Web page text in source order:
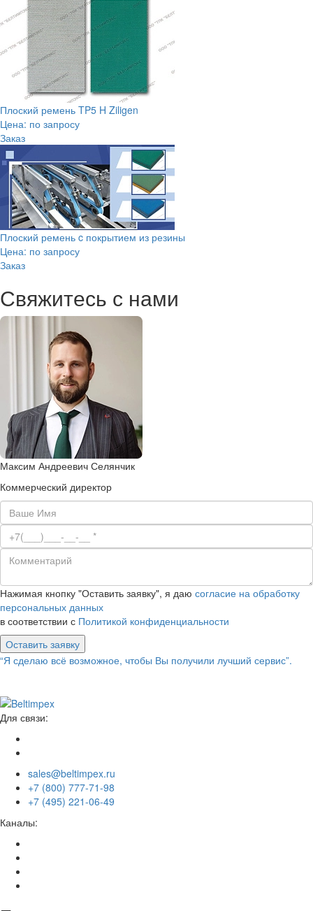
Плоский ремень TP5 H Ziligen
Цена: по запросу
Заказ
Плоский ремень c покрытием из резины
Цена: по запросу
Заказ
Свяжитесь с нами
Максим Андреевич Селянчик
Коммерческий директор
Нажимая кнопку "Оставить заявку", я даю согласие на обработку
персональных данных
в соответствии с Политикой конфиденциальности
Оставить заявку
“Я сделаю всё возможное, чтобы Вы получили лучший сервис”.
Для связи:
sales@beltimpex.ru
+7 (800) 777-71-98
+7 (495) 221-06-49
Каналы: